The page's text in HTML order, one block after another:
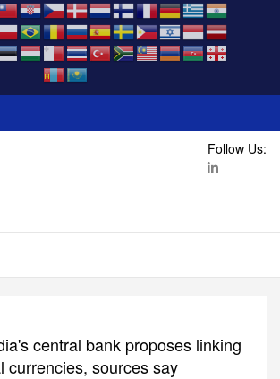
Follow Us:
central bank proposes linking
currencies, sources say